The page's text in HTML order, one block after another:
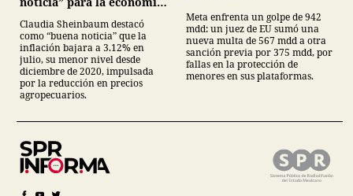
Claudia Sheinbaum destacó
como “buena noticia” que la
inflación bajara a 3.12% en
julio, su menor nivel desde
diciembre de 2020, impulsada
por la reducción en precios
agropecuarios.
Meta enfrenta un golpe de 942
mdd: un juez de EU sumó una
nueva multa de 567 mdd a otra
sanción previa por 375 mdd, por
fallas en la protección de
menores en sus plataformas.